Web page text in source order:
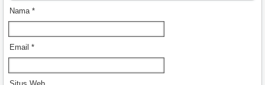
Nama *
Email *